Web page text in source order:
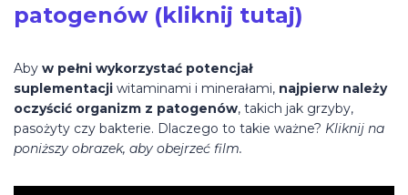
patogenów (kliknij tutaj)
Aby w pełni wykorzystać potencjał
suplementacji witaminami i minerałami, najpierw należy
oczyścić organizm z patogenów, takich jak grzyby,
pasożyty czy bakterie. Dlaczego to takie ważne? Kliknij na
poniższy obrazek, aby obejrzeć film.